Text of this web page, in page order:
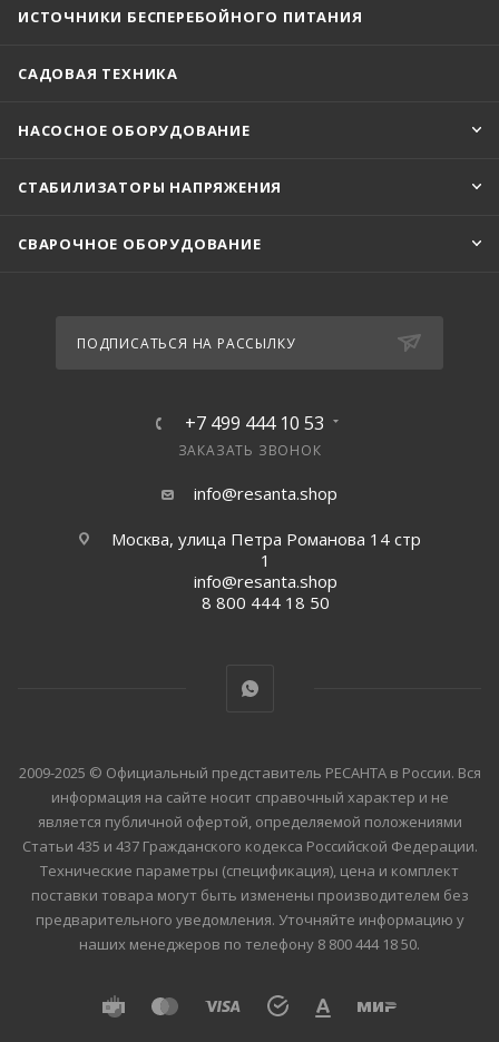
ИСТОЧНИКИ БЕСПЕРЕБОЙНОГО ПИТАНИЯ
САДОВАЯ ТЕХНИКА
НАСОСНОЕ ОБОРУДОВАНИЕ
СТАБИЛИЗАТОРЫ НАПРЯЖЕНИЯ
СВАРОЧНОЕ ОБОРУДОВАНИЕ
ПОДПИСАТЬСЯ НА РАССЫЛКУ
+7 499 444 10 53
ЗАКАЗАТЬ ЗВОНОК
info@resanta.shop
Москва, улица Петра Романова 14 стр
1
info@resanta.shop
8 800 444 18 50
2009-2025 © Официальный представитель РЕСАНТА в России. Вся
информация на сайте носит справочный характер и не
является публичной офертой, определяемой положениями
Статьи 435 и 437 Гражданского кодекса Российской Федерации.
Технические параметры (спецификация), цена и комплект
поставки товара могут быть изменены производителем без
предварительного уведомления. Уточняйте информацию у
наших менеджеров по телефону 8 800 444 18 50.